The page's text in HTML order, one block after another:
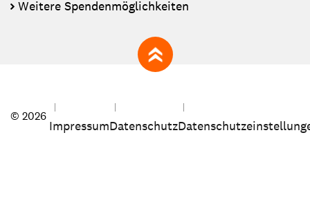
Weitere Spendenmöglichkeiten
zum Seitenanfang
© 2026
ImpressumDatenschutz